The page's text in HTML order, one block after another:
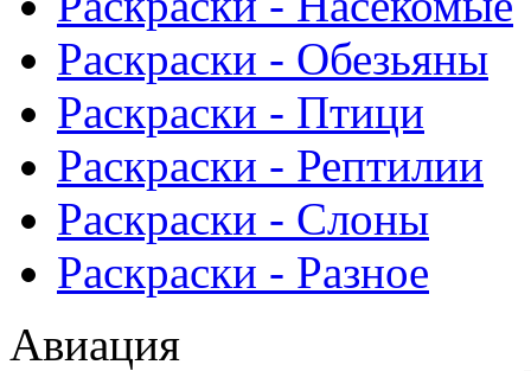
Раскраски - Обезьяны
Раскраски - Птици
Раскраски - Рептилии
Раскраски - Слоны
Раскраски - Разное
Авиация